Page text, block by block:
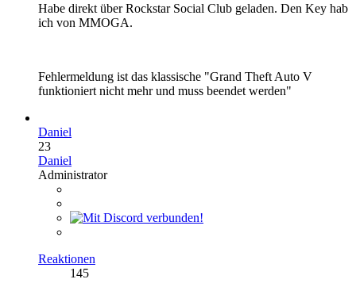
Habe direkt über Rockstar Social Club geladen. Den Key hab
ich von MMOGA.
Fehlermeldung ist das klassische "Grand Theft Auto V
funktioniert nicht mehr und muss beendet werden"
Daniel
23
Daniel
Administrator
Reaktionen
145